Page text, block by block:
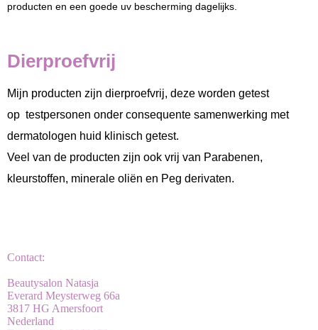
producten en een goede uv bescherming dagelijks.
Dierproefvrij
Mijn producten zijn dierproefvrij, deze worden getest
op testpersonen onder consequente samenwerking met
dermatologen huid klinisch getest.
Veel van de producten zijn ook vrij van Parabenen,
kleurstoffen, minerale oliën en Peg derivaten.
Contact:
Beautysalon Natasja
Everard Meysterweg 66a
3817 HG Amersfoort
Nederland